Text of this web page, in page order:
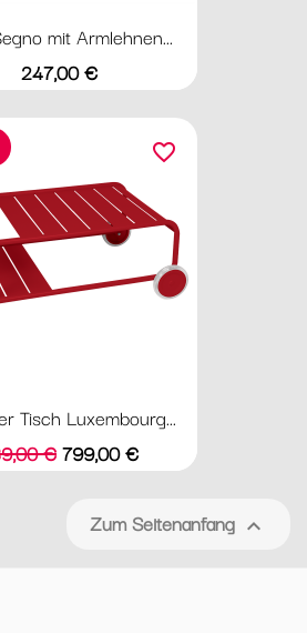
mit Armlehnen...
Preis
247,00 €
Tisch Luxembourg...
€Preis
799,00 €
favorite_border
Zum Seitenanfang 